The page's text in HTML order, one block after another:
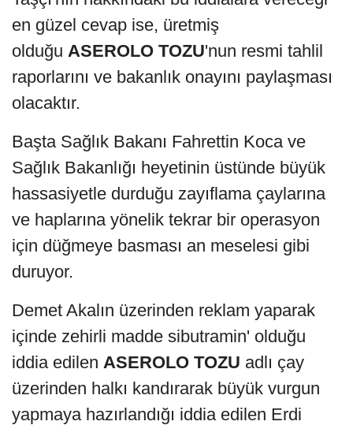
en güzel cevap ise, üretmiş
olduğu ASEROLO TOZU'nun resmi tahlil
raporlarını ve bakanlık onayını paylaşması
olacaktır.
Başta Sağlık Bakanı Fahrettin Koca ve
Sağlık Bakanlığı heyetinin üstünde büyük
hassasiyetle durduğu zayıflama çaylarına
ve haplarına yönelik tekrar bir operasyon
için düğmeye basması an meselesi gibi
duruyor.
Demet Akalın üzerinden reklam yaparak
içinde zehirli madde sibutramin' olduğu
iddia edilen ASEROLO TOZU adlı çay
üzerinden halkı kandırarak büyük vurgun
yapmaya hazırlandığı iddia edilen Erdi